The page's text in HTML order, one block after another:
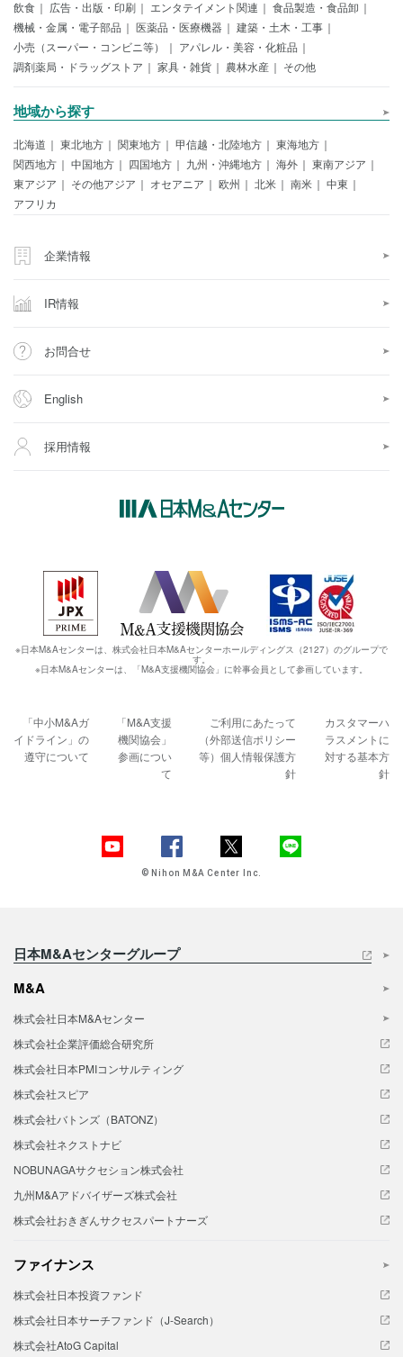
飲食
広告・出版・印刷 エンタテイメント関連
食品製造・食品卸
機械・金属・電子部品
医薬品・医療機器
建築・土木・工事
小売（スーパー・コンビニ等）
アパレル・美容・化粧品
調剤薬局・ドラッグストア
家具・雑貨 農林水産 その他
地域から探す
北海道 東北地方 関東地方 甲信越・北陸地方
東海地方
関西地方
中国地方 四国地方 九州・沖縄地方 海外
東南アジア
東アジア
その他アジア オセアニア 欧州 北米 南米
中東
アフリカ
企業情報
IR情報
お問合せ
English
採用情報
※日本M&Aセンターは、株式会社日本M&Aセンターホールディングス（2127）のグループで
す。
※日本M&Aセンターは、「M&A支援機関協会」に幹事会員として参画しています。
「中小M&Aガ
イドライン」の
遵守について
「M&A支援
機関協会」
参画につい
て
ご利用にあたって
（外部送信ポリシー
等）個人情報保護方
針
カスタマーハ
ラスメントに
対する基本方
針
© Nihon M&A Center Inc.
日本M&Aセンターグループ
M&A
株式会社日本M&Aセンター
株式会社企業評価総合研究所
株式会社日本PMIコンサルティング
株式会社スピア
株式会社バトンズ（BATONZ）
株式会社ネクストナビ
NOBUNAGAサクセション株式会社
九州M&Aアドバイザーズ株式会社
株式会社おきぎんサクセスパートナーズ
ファイナンス
株式会社日本投資ファンド
株式会社日本サーチファンド（J-Search）
株式会社AtoG Capital